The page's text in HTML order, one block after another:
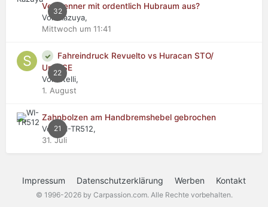
32
Verbrenner mit ordentlich Hubraum aus?
Von Kazuya,
Mittwoch um 11:41
22
Fahreindruck Revuelto vs Huracan STO/
Urus SE
Von stelli,
1. August
21
Zahnbolzen am Handbremshebel gebrochen
Von WI-TR512,
31. Juli
Impressum Datenschutzerklärung Werben Kontakt
© 1996-2026 by Carpassion.com. Alle Rechte vorbehalten.